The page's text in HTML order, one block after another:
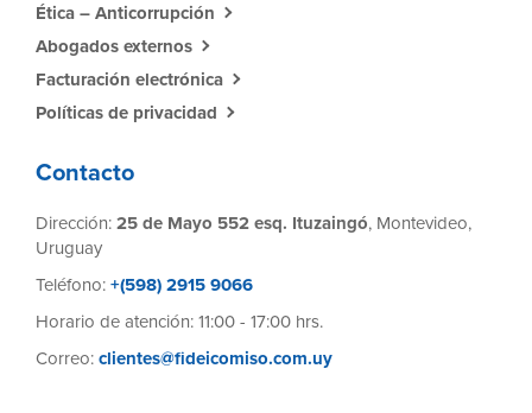
Ética – Anticorrupción
Abogados externos
Facturación electrónica
Políticas de privacidad
Contacto
Dirección: 25 de Mayo 552 esq. Ituzaingó, Montevideo,
Uruguay
Teléfono: +(598) 2915 9066
Horario de atención: 11:00 - 17:00 hrs.
Correo: clientes@fideicomiso.com.uy